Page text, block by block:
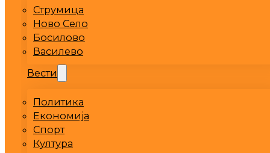
Струмица
Ново Село
Босилово
Василево
Вести
Политика
Економија
Спорт
Култура